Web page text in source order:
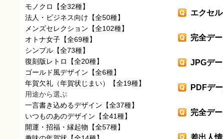
モノクロ 【全32種】
法人・ビジネス向け 【全50種】
メンズセレクション 【全102種】
オトナ女子【全69種】
シンプル【全73種】
復刻版レトロ 【全20種】
ゴールド風デザイン 【全6種】
年賀欠礼（年賀状じまい）
【全19種】
用途から選ぶ
一言書き込めるデザイン 【全37種】
いつものあのデザイン 【全41種】
開運・招福・縁起物 【全57種】
エクセ
完全デ
JPGデ
PDFデ
完全デ
差出人